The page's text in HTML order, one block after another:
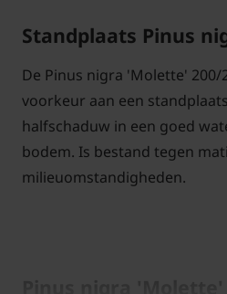
Standplaats Pinus
De Pinus nigra 'Molette' 200/
voorkeur aan een
halfschaduw in een goed
bodem. Is bestand tegen
milieuomstandigheden.